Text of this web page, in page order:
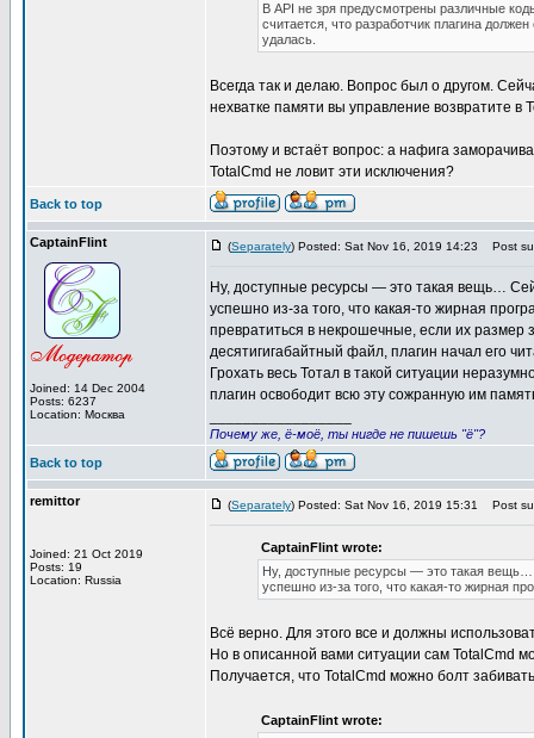
В API не зря предусмотрены различные
считается, что разработчик плагина
удалась.
Всегда так и делаю. Вопрос был о другом.
нехватке памяти вы управление возвратите в
Поэтому и встаёт вопрос: а нафига
TotalCmd не ловит эти исключения?
Back to top
CaptainFlint
Joined: 14 Dec 2004
Posts: 6237
Location: Москва
(Separately) Posted: Sat Nov 16, 2019 14:23 Post
Ну, доступные ресурсы — это такая вещь…
успешно из-за того, что какая-то жирная
превратиться в некрошечные, если их размер
десятигигабайтный файл, плагин начал его
Грохать весь Тотал в такой ситуации
плагин освободит всю эту сожранную им
Почему же, ё-моё, ты нигде не пишешь "ё"?
Back to top
remittor
Joined: 21 Oct 2019
Posts: 19
Location: Russia
(Separately) Posted: Sat Nov 16, 2019 15:31 Post
CaptainFlint wrote:
Ну, доступные ресурсы — это такая вещь…
успешно из-за того, что какая-то жирная
Всё верно. Для этого все и должны
Но в описанной вами ситуации сам TotalCmd
Получается, что TotalCmd можно болт
CaptainFlint wrote: